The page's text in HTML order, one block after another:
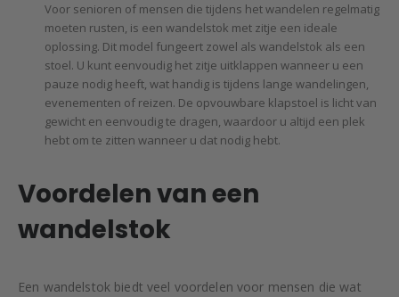
Voor senioren of mensen die tijdens het wandelen regelmatig
moeten rusten, is een wandelstok met zitje een ideale
oplossing. Dit model fungeert zowel als wandelstok als een
stoel. U kunt eenvoudig het zitje uitklappen wanneer u een
pauze nodig heeft, wat handig is tijdens lange wandelingen,
evenementen of reizen. De opvouwbare klapstoel is licht van
gewicht en eenvoudig te dragen, waardoor u altijd een plek
hebt om te zitten wanneer u dat nodig hebt.
Voordelen van een
wandelstok
Een wandelstok biedt veel voordelen voor mensen die wat